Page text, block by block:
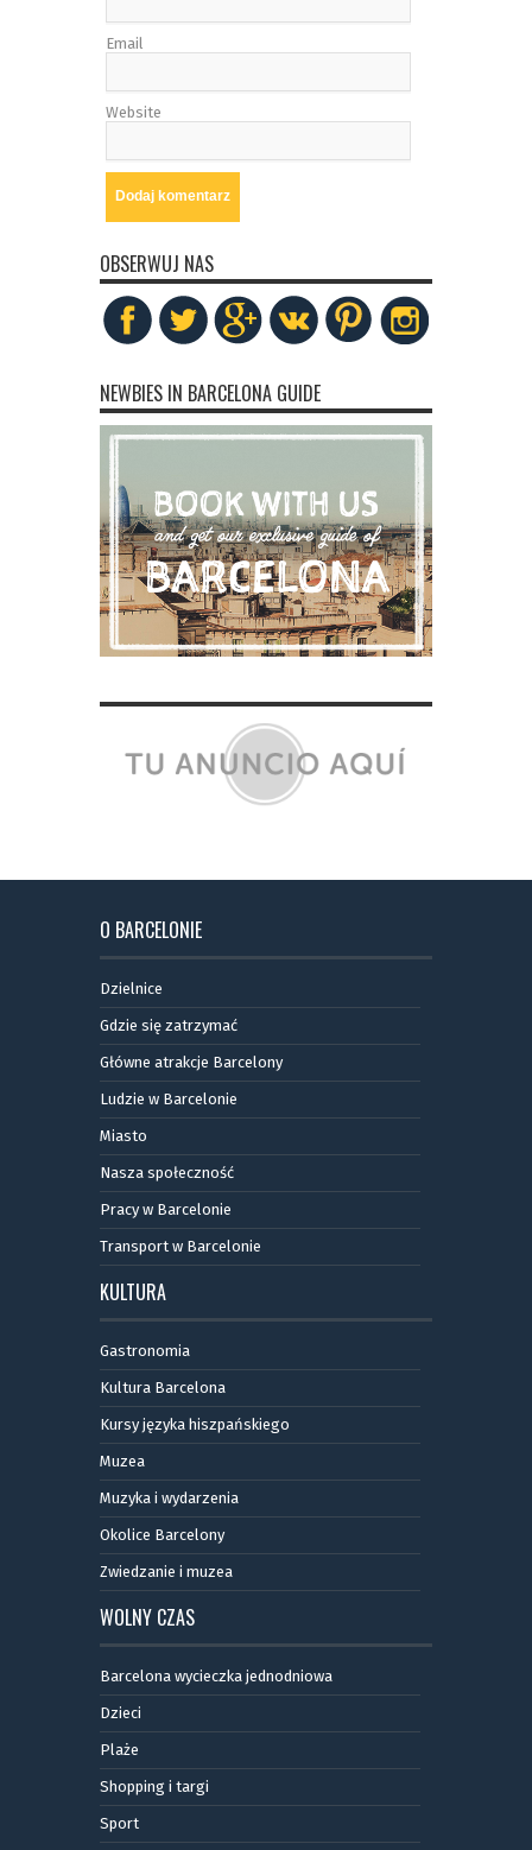
Email
Website
OBSERWUJ NAS
NEWBIES IN BARCELONA GUIDE
O BARCELONIE
Dzielnice
Gdzie się zatrzymać
Główne atrakcje Barcelony
Ludzie w Barcelonie
Miasto
Nasza społeczność
Pracy w Barcelonie
Transport w Barcelonie
KULTURA
Gastronomia
Kultura Barcelona
Kursy języka hiszpańskiego
Muzea
Muzyka i wydarzenia
Okolice Barcelony
Zwiedzanie i muzea
WOLNY CZAS
Barcelona wycieczka jednodniowa
Dzieci
Plaże
Shopping i targi
Sport